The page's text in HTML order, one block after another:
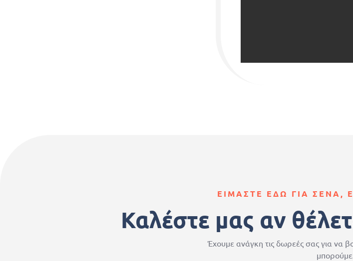
ΕΙΜΑΣΤΕ ΕΔΩ ΓΙΑ ΣΕΝΑ,
Καλέστε μας αν
Έχουμε ανάγκη τις δωρεές σας για να